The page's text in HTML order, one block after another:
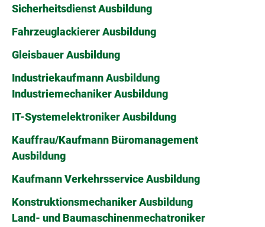
Sicherheitsdienst Ausbildung
Fahrzeuglackierer Ausbildung
Gleisbauer Ausbildung
Industriekaufmann Ausbildung
Industriemechaniker Ausbildung
IT-Systemelektroniker Ausbildung
Kauffrau/Kaufmann Büromanagement
Ausbildung
Kaufmann Verkehrsservice Ausbildung
Konstruktionsmechaniker Ausbildung
Land- und Baumaschinenmechatroniker